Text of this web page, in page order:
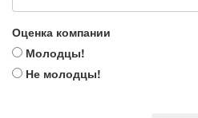
Оценка компании
Молодцы!
Не молодцы!